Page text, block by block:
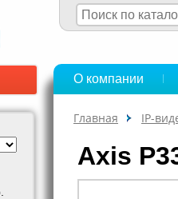
О компании
Главная IP-
Axis